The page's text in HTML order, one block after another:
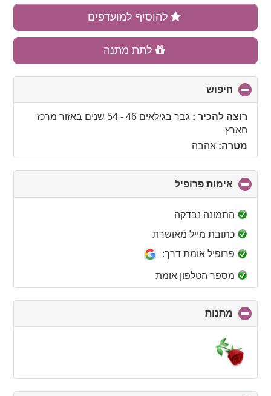
להוסיף למועדפים
לתת מתנה
חיפוש
to
collapseרוצה להכיר : גבר בגילאים 46 - 54 שנים באזור מרכז
הארץ
מטרה: אהבה
אימות פרופיל
to
התמונה נבדקה
כתובת מייל מאושרת
פרופיל אומת דרך:
מספר הטלפון אומת
מתנות
to